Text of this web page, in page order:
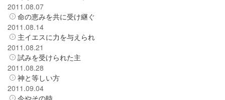
2011.08.07
命の恵みを共に受け継ぐ
2011.08.14
主イエスに力を与えられ
2011.08.21
試みを受けられた主
2011.08.28
神と等しい方
2011.09.04
今やその時